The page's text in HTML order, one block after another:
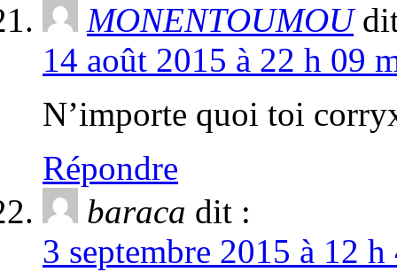
MONENTOUMOU
14 août 2015 à 22 h 09
N’importe quoi toi
Répondre
baraca dit :
3 septembre 2015 à 12